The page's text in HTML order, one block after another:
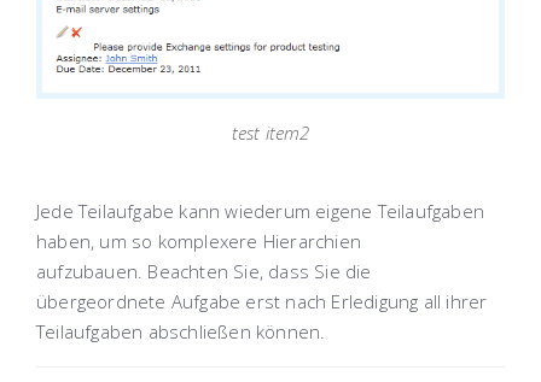
test item2
Jede Teilaufgabe kann wiederum eigene Teilaufgaben
haben, um so komplexere Hierarchien
aufzubauen. Beachten Sie, dass Sie die
übergeordnete Aufgabe erst nach Erledigung all ihrer
Teilaufgaben abschließen können.